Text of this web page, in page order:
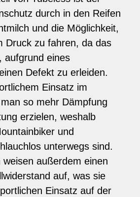
durch in den Reifen
und die Möglichkeit,
Druck zu fahren, da das
aufgrund eines
Defekt zu erleiden.
Einsatz im
so mehr Dämpfung
erzielen, weshalb
und
unterwegs sind.
weisen außerdem einen
auf, was sie
Einsatz auf der